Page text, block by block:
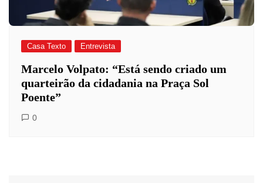
Casa Texto Entrevista
Marcelo Volpato: “Está sendo criado um
quarteirão da cidadania na Praça Sol
Poente”
0